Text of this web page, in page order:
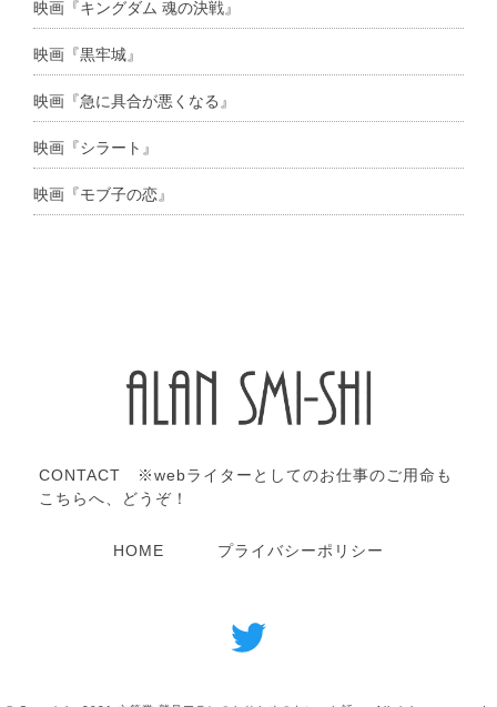
映画『キングダム 魂の決戦』
映画『黒牢城』
映画『急に具合が悪くなる』
映画『シラート』
映画『モブ子の恋』
CONTACT ※webライターとしてのお仕事のご用命も
こちらへ、どうぞ！
HOME プライバシーポリシー